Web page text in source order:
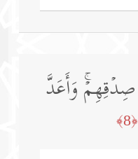
صِدۡقِهِمۡۚ وَأَعَدَّ
﴿8﴾